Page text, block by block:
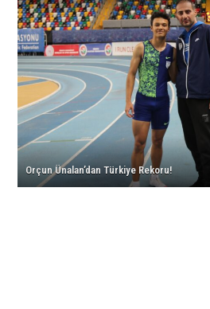
Orçun Ünalan’dan Türkiye Rekoru!